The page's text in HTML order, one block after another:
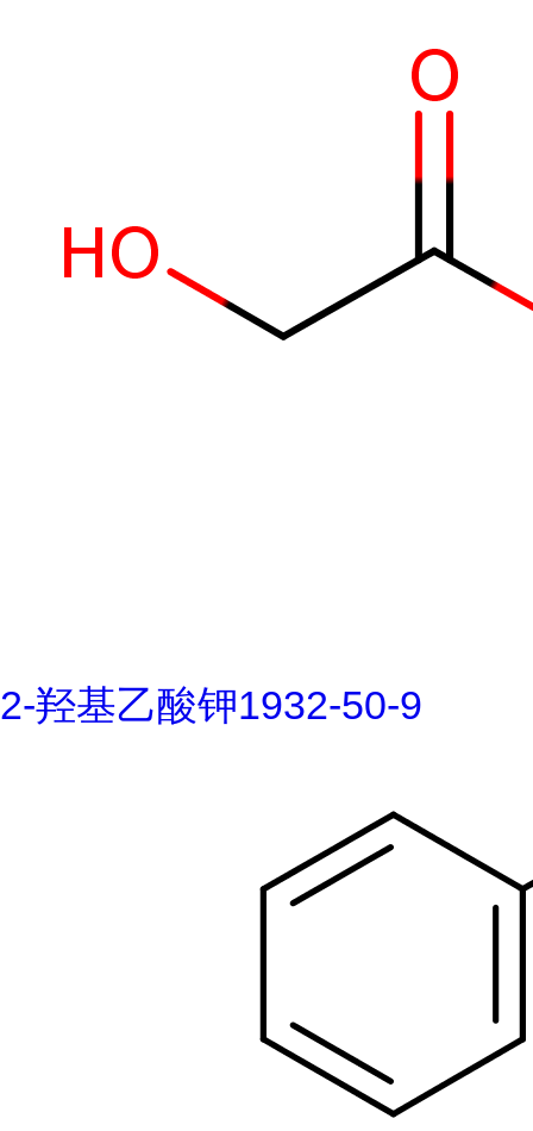
2-羟基乙酸钾1932-50-9